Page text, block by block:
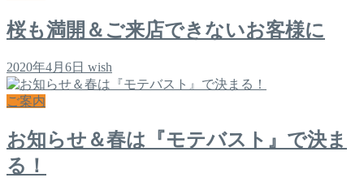
桜も満開＆ご来店できないお客様に
2020年4月6日 wish
ご案内
お知らせ＆春は『モテバスト』で決ま
る！